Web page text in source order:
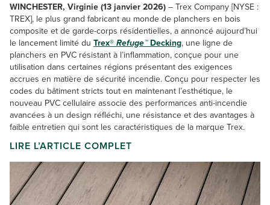
WINCHESTER, Virginie (13 janvier 2026)– Trex Company [NYSE :
TREX], le plus grand fabricant au monde de planchers en bois
composite et de garde-corps résidentielles, a annoncé aujourd’hui
le lancement limité du Trex®Refuge™Decking, une ligne de
planchers en PVC résistant à l’inflammation, conçue pour une
utilisation dans certaines régions présentant des exigences
accrues en matière de sécurité incendie. Conçu pour respecter les
codes du bâtiment stricts tout en maintenant l’esthétique, le
nouveau PVC cellulaire associe des performances anti-incendie
avancées à un design réfléchi, une résistance et des avantages à
faible entretien qui sont les caractéristiques de la marque Trex.
LIRE L’ARTICLE COMPLET